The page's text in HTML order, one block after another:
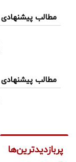
مطالب پیشنهادی
مطالب پیشنهادی
پربازدیدترین‌ها